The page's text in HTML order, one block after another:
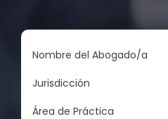
Nombre del Abogado/a
Jurisdicción
Área de Práctica